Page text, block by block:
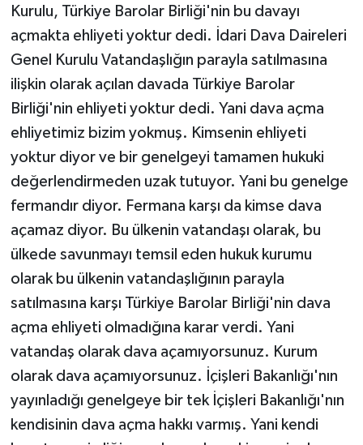
Kurulu, Türkiye Barolar Birliği'nin bu davayı
açmakta ehliyeti yoktur dedi. İdari Dava Daireleri
Genel Kurulu Vatandaşlığın parayla satılmasına
ilişkin olarak açılan davada Türkiye Barolar
Birliği'nin ehliyeti yoktur dedi. Yani dava açma
ehliyetimiz bizim yokmuş. Kimsenin ehliyeti
yoktur diyor ve bir genelgeyi tamamen hukuki
değerlendirmeden uzak tutuyor. Yani bu genelge
fermandır diyor. Fermana karşı da kimse dava
açamaz diyor. Bu ülkenin vatandaşı olarak, bu
ülkede savunmayı temsil eden hukuk kurumu
olarak bu ülkenin vatandaşlığının parayla
satılmasına karşı Türkiye Barolar Birliği'nin dava
açma ehliyeti olmadığına karar verdi. Yani
vatandaş olarak dava açamıyorsunuz. Kurum
olarak dava açamıyorsunuz. İçişleri Bakanlığı'nın
yayınladığı genelgeye bir tek İçişleri Bakanlığı'nın
kendisinin dava açma hakkı varmış. Yani kendi